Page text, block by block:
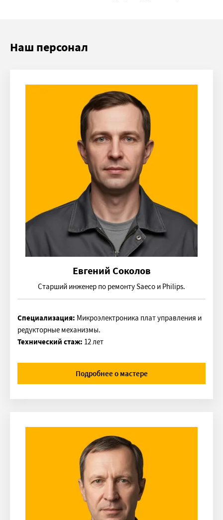
Наш персонал
Евгений Соколов
Старший инженер по ремонту Saeco и Philips.
Специализация: Микроэлектроника плат управления и
редукторные механизмы.
Технический стаж: 12 лет
Подробнее о мастере